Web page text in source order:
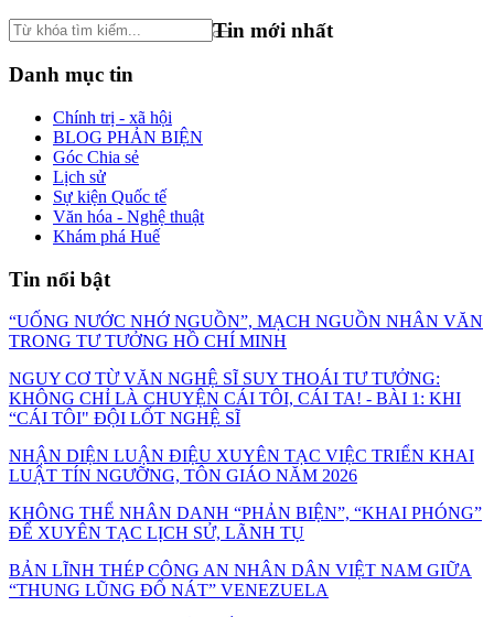
Tin mới nhất
Danh mục tin
Chính trị - xã hội
BLOG PHẢN BIỆN
Góc Chia sẻ
Lịch sử
Sự kiện Quốc tế
Văn hóa - Nghệ thuật
Khám phá Huế
Tin nổi bật
“UỐNG NƯỚC NHỚ NGUỒN”, MẠCH NGUỒN NHÂN VĂN
TRONG TƯ TƯỞNG HỒ CHÍ MINH
NGUY CƠ TỪ VĂN NGHỆ SĨ SUY THOÁI TƯ TƯỞNG:
KHÔNG CHỈ LÀ CHUYỆN CÁI TÔI, CÁI TA! - BÀI 1: KHI
“CÁI TÔI" ĐỘI LỐT NGHỆ SĨ
NHẬN DIỆN LUẬN ĐIỆU XUYÊN TẠC VIỆC TRIỂN KHAI
LUẬT TÍN NGƯỠNG, TÔN GIÁO NĂM 2026
KHÔNG THỂ NHÂN DANH “PHẢN BIỆN”, “KHAI PHÓNG”
ĐỂ XUYÊN TẠC LỊCH SỬ, LÃNH TỤ
BẢN LĨNH THÉP CÔNG AN NHÂN DÂN VIỆT NAM GIỮA
“THUNG LŨNG ĐỔ NÁT” VENEZUELA